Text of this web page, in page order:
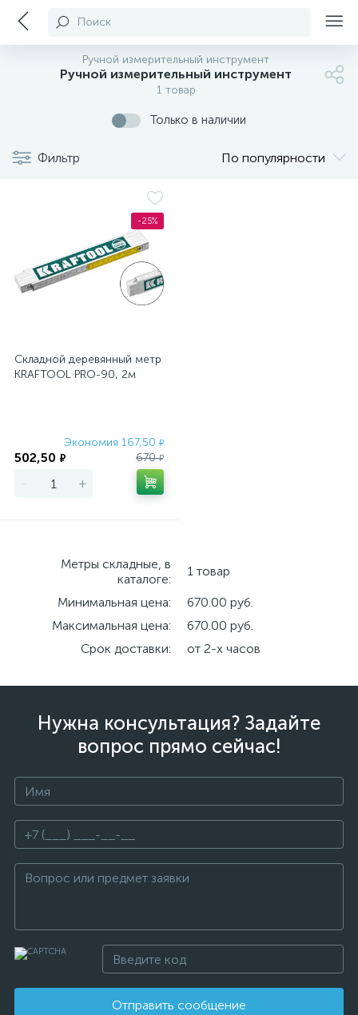
Поиск
Ручной измерительный инструмент
Ручной измерительный инструмент
1 товар
Только в наличии
Фильтр По популярности
-25%
Складной деревянный метр
KRAFTOOL PRO-90, 2м
Экономия 167,50 ₽
502,50 ₽ 670₽
- +
Метры складные, в
каталоге:
1 товар
Минимальная цена:
670.00 руб.
Максимальная цена:
670.00 руб.
Срок доставки:
от 2-х часов
Нужна консультация? Задайте
вопрос прямо сейчас!
Отправить сообщение